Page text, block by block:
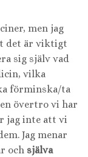
men jag
det är viktigt
sig själv vad
vilka
förminska/ta
övertro vi har
jag inte att vi
Jag menar
och själva